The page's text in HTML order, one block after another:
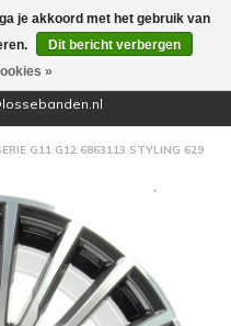
(0)
G11 G12 6863113 STYLING 629
je akkoord met het gebruik van
Dit bericht verbergen
»